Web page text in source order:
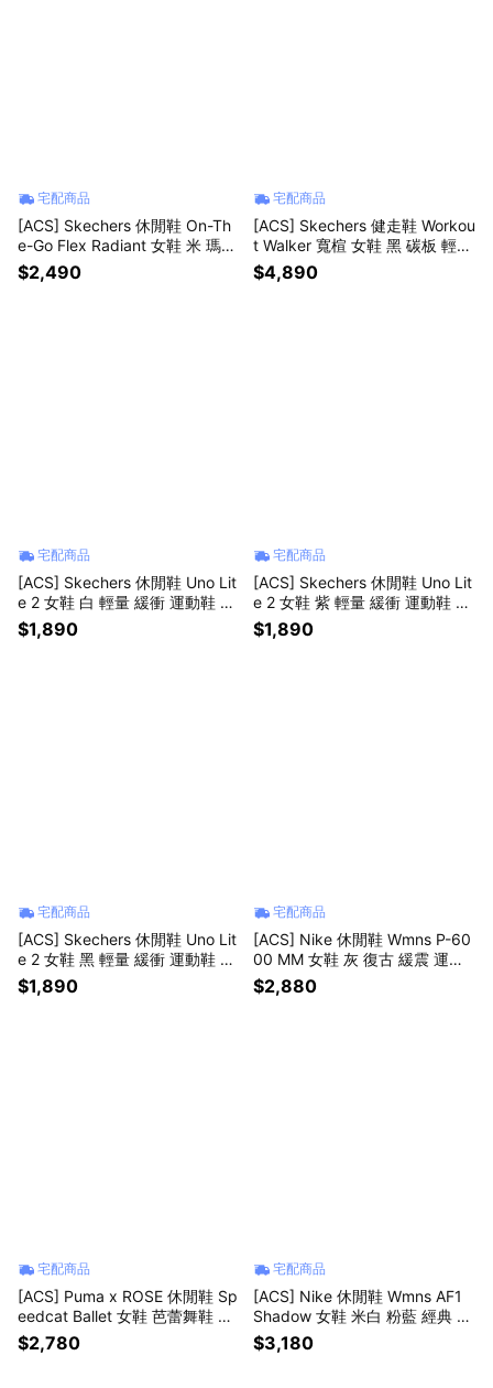
宅配商品
[ACS] Skechers 休閒鞋 On-Th
e-Go Flex Radiant 女鞋 米 瑪莉
珍鞋 黏扣帶 138530TPE
$2,490
宅配商品
[ACS] Skechers 健走鞋 Workou
t Walker 寬楦 女鞋 黑 碳板 輕量
回彈 125137WBKLV
$4,890
宅配商品
[ACS] Skechers 休閒鞋 Uno Lit
e 2 女鞋 白 輕量 緩衝 運動鞋 19
0265WLV
$1,890
宅配商品
[ACS] Skechers 休閒鞋 Uno Lit
e 2 女鞋 紫 輕量 緩衝 運動鞋 19
0265LAV
$1,890
宅配商品
[ACS] Skechers 休閒鞋 Uno Lit
e 2 女鞋 黑 輕量 緩衝 運動鞋 19
0265BLK
$1,890
宅配商品
[ACS] Nike 休閒鞋 Wmns P-60
00 MM 女鞋 灰 復古 緩震 運動
鞋 IV2501-001
$2,880
宅配商品
[ACS] Puma x ROSE 休閒鞋 Sp
eedcat Ballet 女鞋 芭蕾舞鞋 米
白 綁帶 聯名 朴彩英 40439501
$2,780
宅配商品
[ACS] Nike 休閒鞋 Wmns AF1
Shadow 女鞋 米白 粉藍 經典 AF
1 基本款 DR7883-101
$3,180